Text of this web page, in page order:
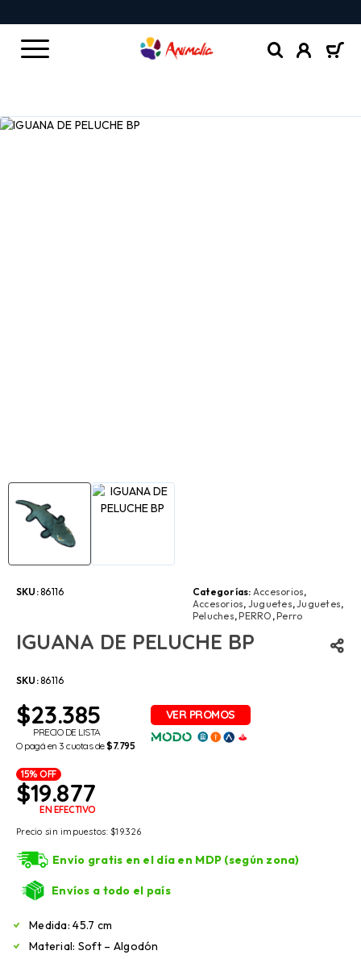
SKU:86116 Categorías: Accesorios,
Accesorios, Juguetes,Juguetes,
Peluches,PERRO ,Perro
IGUANA DE PELUCHE BP
SKU:86116
$23.385
PRECIO DE LISTA
O pagá en 3 cuotas de$7.795
15% OFF
$19.877
EN EFECTIVO
Precio sin impuestos:$19.326
Envío gratis en el día en MDP (según zona)
Envíos a todo el país
Medida: 45.7 cm
Material: Soft – Algodón